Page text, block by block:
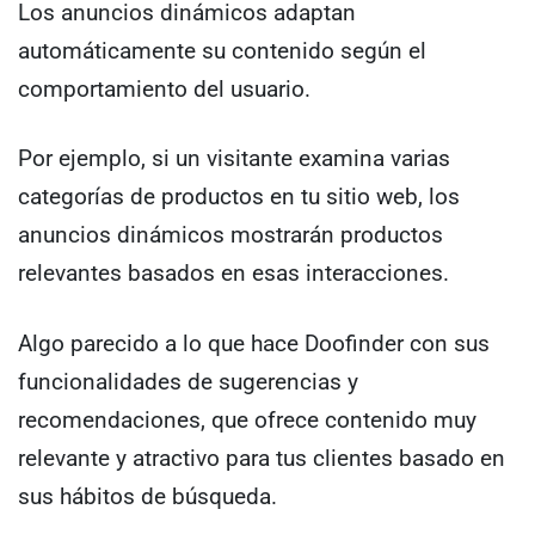
Los anuncios dinámicos adaptan
automáticamente su contenido según el
comportamiento del usuario.
Por ejemplo, si un visitante examina varias
categorías de productos en tu sitio web, los
anuncios dinámicos mostrarán productos
relevantes basados en esas interacciones.
Algo parecido a lo que hace Doofinder con sus
funcionalidades de sugerencias y
recomendaciones, que ofrece contenido muy
relevante y atractivo para tus clientes basado en
sus hábitos de búsqueda.